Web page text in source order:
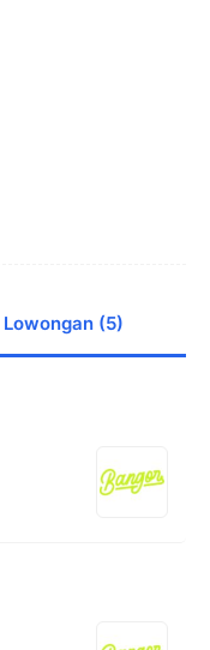
Lowongan (5)